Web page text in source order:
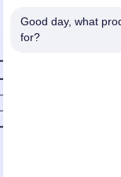
Good day, what
for?